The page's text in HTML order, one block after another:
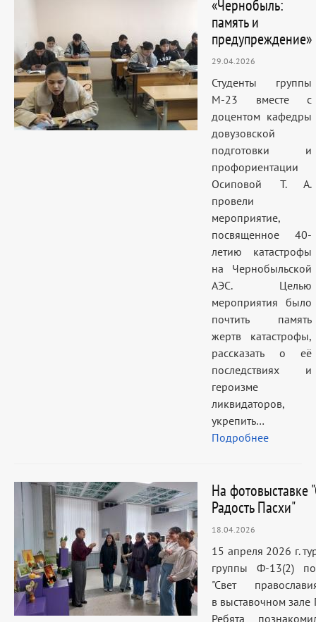
«Чернобыль:
память и
предупреждение»
29.04.2026
Студенты группы
М-23 вместе с
доцентом кафедры
довузовской
подготовки и
профориентации
Осиповой Т. А.
провели
мероприятие,
посвященное 40-
летию катастрофы
на Чернобыльской
АЭС. Целью
мероприятия было
почтить память
жертв катастрофы,
рассказать о её
последствиях и
героизме
ликвидаторов,
укрепить…
Подробнее
На фотовыставке
Радость Пасхи"
18.04.2026
15 апреля 2026 г.
группы Ф-13(2)
"Свет
в выставочном
Ребята